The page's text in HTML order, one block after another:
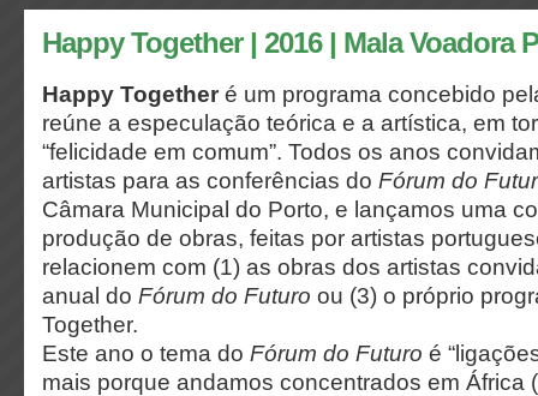
Happy Together | 2016 | Mala Voadora
Happy Together é um programa concebido
reúne a especulação teórica e a artística, em
“felicidade em comum”. Todos os anos
artistas para as conferências do Fórum do
Câmara Municipal do Porto, e lançamos uma
produção de obras, feitas por artistas
relacionem com (1) as obras dos artistas
anual do Fórum do Futuro ou (3) o próprio
Together.
Este ano o tema do Fórum do Futuro é
mais porque andamos concentrados em África